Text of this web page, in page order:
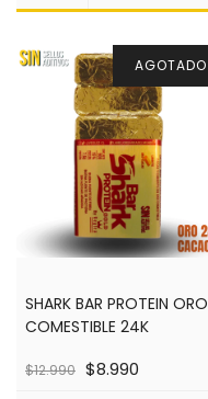
AGOTADO
SHARK BAR PROTEIN ORO
COMESTIBLE 24K
$12.990 $8.990